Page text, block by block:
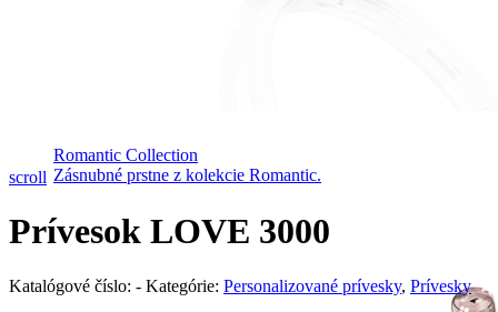
Romantic Collection
Zásnubné prstne z kolekcie Romantic.
Pozrieť video
scroll
Prívesok LOVE 3000
Katalógové číslo: - Kategórie: Personalizované prívesky, Prívesky